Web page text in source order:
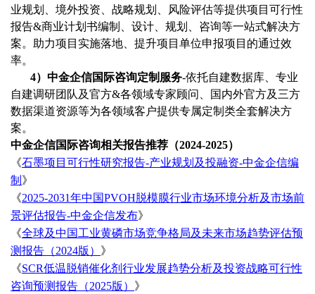
业规划、境外投资、战略规划、风险评估等提供项目可行性
报告&商业计划书编制、设计、规划、咨询等一站式解决方
案。助力项目实施落地、提升项目单位申报项目的通过效
率。
4）中金企信国际咨询定制服务-依托自建数据库、专业
自建调研团队及官方&各领域专家顾问、国内外官方及三方
数据渠道资源等为各领域客户提供专属定制类全套解决方
案。
中金企信国际咨询相关报告推荐（2024-2025）
《石墨项目可行性研究报告-产业规划及投融资-中金企信编
制 》
《2025-2031年中国PVOH脱模膜行业市场环境分析及市场前
景评估报告-中金企信发布》
《全球及中国工业黄磷市场竞争格局及未来市场趋势评估预
测报告（2024版） 》
《SCR低温脱销催化剂行业发展趋势分析及投资战略可行性
咨询预测报告（2025版） 》